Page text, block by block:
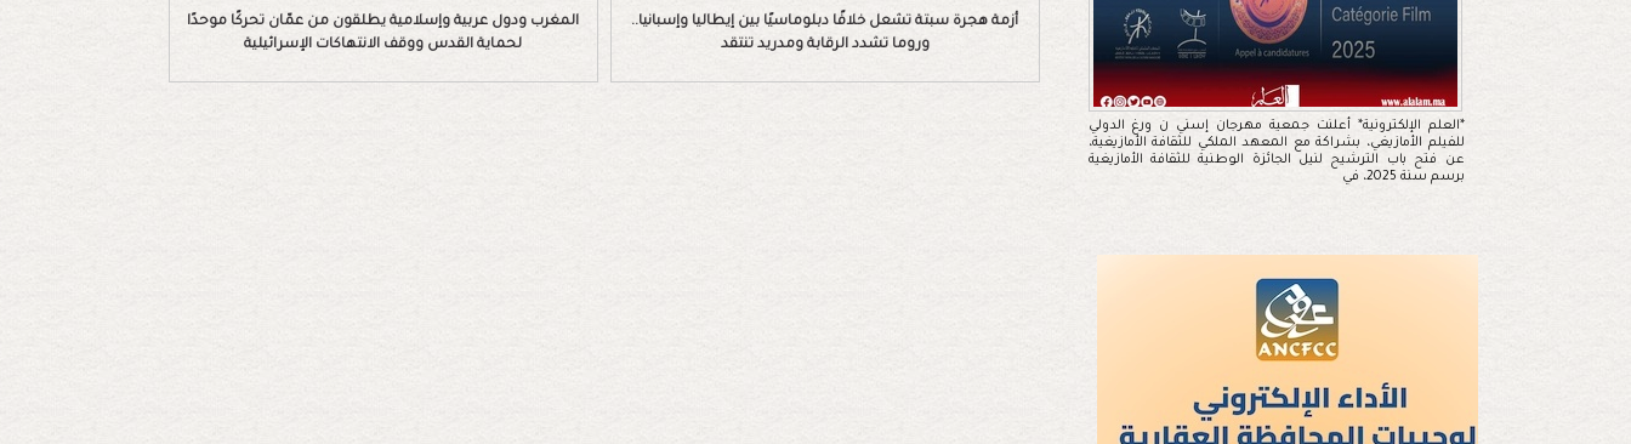
المغرب ودول عربية وإسلامية يطلقون من عمّان تحركًا موحدًا
لحماية القدس ووقف الانتهاكات الإسرائيلية
أزمة هجرة سبتة تشعل خلافًا دبلوماسيًا بين إيطاليا وإسبانيا..
وروما تشدد الرقابة ومدريد تنتقد
*العلم الإلكترونية* أعلنت جمعية مهرجان إسني ن ورغ الدولي
للفيلم الأمازيغي، بشراكة مع المعهد الملكي للثقافة الأمازيغية،
عن فتح باب الترشيح لنيل الجائزة الوطنية للثقافة الأمازيغية
برسم سنة 2025، في